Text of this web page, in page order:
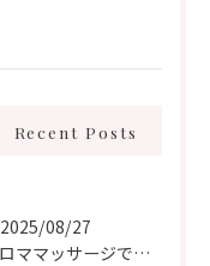
Recent Posts
2025/08/27
アロママッサージで叶える心身リラックスと健康維持の新習慣ガイド